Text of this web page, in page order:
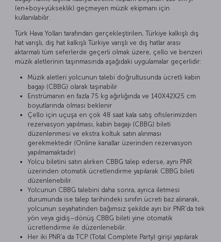
(en+boy+yükseklik) geçmeyen müzik ekipmanı için
kullanılabilir.
Türk Hava Yolları tarafından gerçekleştirilen, Türkiye kalkışlı dış
hat varışlı, dış hat kalkışlı Türkiye varışlı ve dış hatlar arası
aktarmalı tüm seferlerde geçerli olmak üzere, çello ve benzeri
müzik aletlerinin taşınmasında aşağıdaki uygulamalar geçerlidir:
Müzik aletleri yolcunun talebi doğrultusunda ücretli kabin
bagajı (CBBG) olarak taşınabilir
Enstrümanın en fazla 75 kg ağırlığında ve 140X42X25 cm
boyutlarında olması beklenir
Çello için uçuşa en çok 48 saat kala satış ofislerimizden
rezervasyon yapılması, kabin bagajı (CBBG) bileti
düzenlenmesi ve ekstra koltuk satın alınması
gerekmektedir (Online kanallar üzerinden rezervasyon
yapılmamaktadır)
Yolcu biletini satın alırken CBBG talep ederse, aynı PNR
üzerinden otomatik ücretlendirme yapılarak CBBG bileti
düzenlenebilir.
Yolcunun CBBG talebini daha sonra, ayrıca iletmesi
durumunda ise talep tarihindeki sınıfın ücreti baz alınarak,
yolcunun seyahatinden bağımsız şekilde ayrı bir PNR’da tek
yön veya gidiş–dönüş CBBG bileti yine otomatik
ücretlendirme ile düzenlenebilir.
Her iki PNR’a da TCP (Total Complete Party) girişi yapılarak